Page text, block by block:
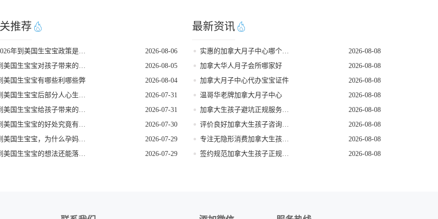
推荐
2026年到美国生宝宝政策是否发生变动
2026-08-06
到美国生宝宝对孩子带来的各种好处
2026-08-05
美国生宝宝有哪些利哪些弊
2026-08-04
到美国生宝宝后部分人心生悔意是怎么回事
2026-07-31
到美国生宝宝给孩子带来的长期发展红利
2026-07-31
到美国生宝宝的好处究竟有哪些
2026-07-30
到美国生宝宝，为什么孕妈们大多首选洛杉矶
2026-07-29
到美国生宝宝的想法还能落地吗
2026-07-29
最新资讯
实惠的加拿大月子中心哪个靠谱
2026-08-08
加拿大华人月子会所哪家好
2026-08-08
加拿大月子中心代办宝宝证件
2026-08-08
温哥华老牌加拿大月子中心
2026-08-08
加拿大生孩子避坑正规服务机构
2026-08-08
评价良好加拿大生孩子咨询机构
2026-08-08
专注无隐形消费加拿大生孩子机构
2026-08-08
签约规范加拿大生孩子正规商家
2026-08-08